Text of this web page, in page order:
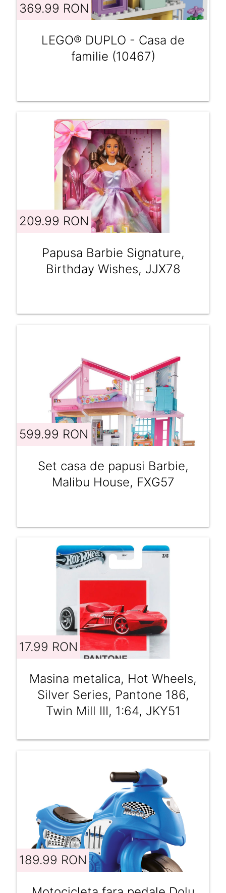
369.99 RON
LEGO® DUPLO - Casa de
familie (10467)
209.99 RON
Papusa Barbie Signature,
Birthday Wishes, JJX78
599.99 RON
Set casa de papusi Barbie,
Malibu House, FXG57
17.99 RON
Masina metalica, Hot Wheels,
Silver Series, Pantone 186,
Twin Mill III, 1:64, JKY51
189.99 RON